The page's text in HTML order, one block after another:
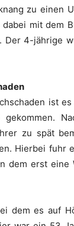
zu einen
mit dem
Der 4-jährige
ist
zu spät
Hierbei fuhr
dem erst eine
dem es auf